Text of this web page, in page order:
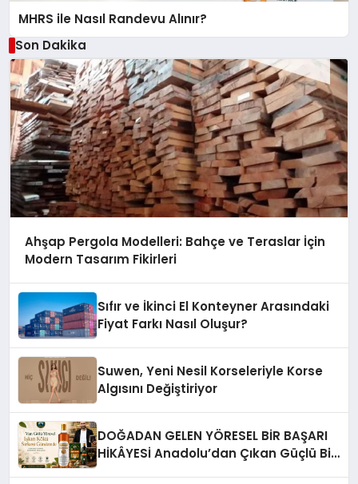
MHRS ile Nasıl Randevu Alınır?
Son Dakika
Ahşap Pergola Modelleri: Bahçe ve Teraslar İçin
Modern Tasarım Fikirleri
Sıfır ve İkinci El Konteyner Arasındaki
Fiyat Farkı Nasıl Oluşur?
Suwen, Yeni Nesil Korseleriyle Korse
Algısını Değiştiriyor
DOĞADAN GELEN YÖRESEL BİR BAŞARI
HİKÂYESİ Anadolu’dan Çıkan Güçlü Bir